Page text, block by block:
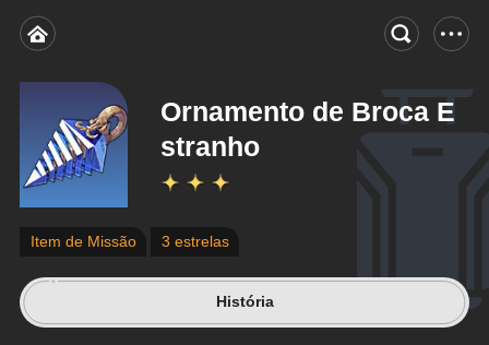
Ornamento de Broca E
stranho
Item de Missão 3 estrelas
História